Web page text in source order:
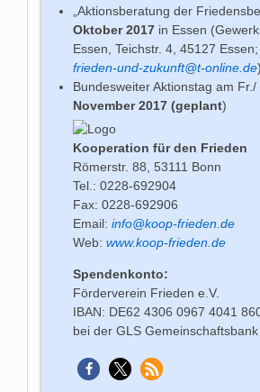
„Aktionsberatung der
Oktober 2017 in Essen
Essen, Teichstr. 4, 45127
frieden-und-zukunft@t-online.de)
Bundesweiter Aktionstag am Fr./
November 2017 (geplant)
Kooperation für den Frieden
Römerstr. 88, 53111 Bonn
Tel.: 0228-692904
Fax: 0228-692906
Email:info@koop-frieden.de
Web:www.koop-frieden.de
Spendenkonto:
Förderverein Frieden e.V.
IBAN: DE62 4306 0967 4041
bei der GLS Gemeinschaftsbank